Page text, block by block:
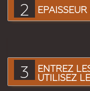
2
3
ENTREZ
UTILISEZ